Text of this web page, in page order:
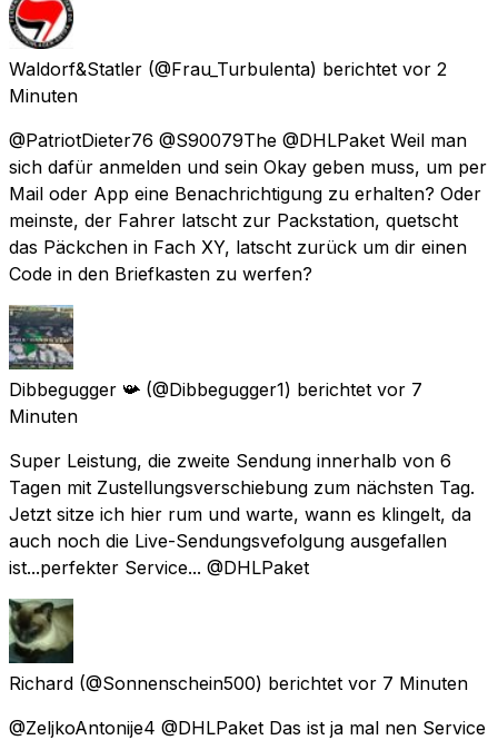
Waldorf&Statler (@Frau_Turbulenta) berichtet vor 2
Minuten
@PatriotDieter76 @S90079The @DHLPaket Weil man
sich dafür anmelden und sein Okay geben muss, um per
Mail oder App eine Benachrichtigung zu erhalten? Oder
meinste, der Fahrer latscht zur Packstation, quetscht
das Päckchen in Fach XY, latscht zurück um dir einen
Code in den Briefkasten zu werfen?
Dibbegugger 📯 (@Dibbegugger1) berichtet vor 7
Minuten
Super Leistung, die zweite Sendung innerhalb von 6
Tagen mit Zustellungsverschiebung zum nächsten Tag.
Jetzt sitze ich hier rum und warte, wann es klingelt, da
auch noch die Live-Sendungsvefolgung ausgefallen
ist...perfekter Service... @DHLPaket
Richard (@Sonnenschein500) berichtet vor 7 Minuten
@ZeljkoAntonije4 @DHLPaket Das ist ja mal nen Service